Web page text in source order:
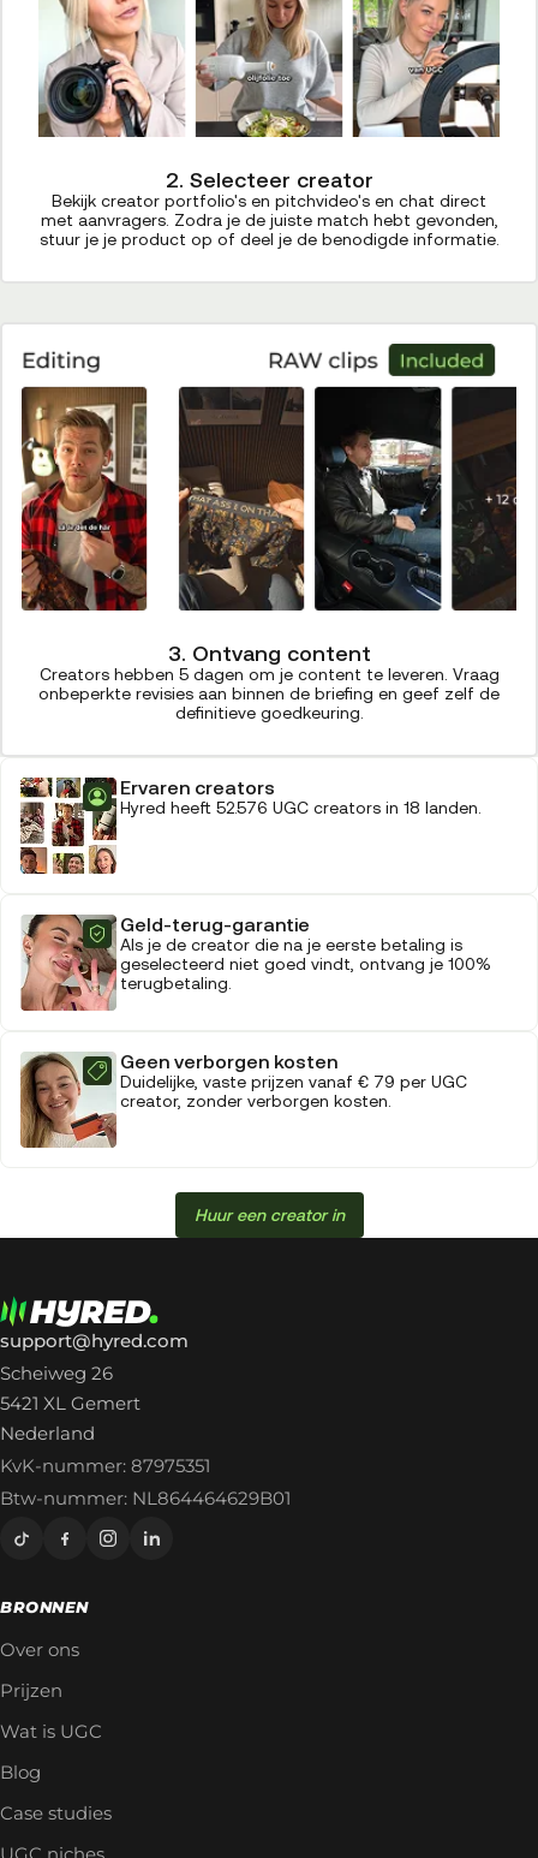
2. Selecteer creator
Bekijk creator portfolio's en pitchvideo's en chat direct
met aanvragers. Zodra je de juiste match hebt gevonden,
stuur je je product op of deel je de benodigde informatie.
3. Ontvang content
Creators hebben 5 dagen om je content te leveren. Vraag
onbeperkte revisies aan binnen de briefing en geef zelf de
definitieve goedkeuring.
Ervaren creators
Hyred heeft 52.576 UGC creators in 18 landen.
Geld-terug-garantie
Als je de creator die na je eerste betaling is
geselecteerd niet goed vindt, ontvang je 100%
terugbetaling.
Geen verborgen kosten
Duidelijke, vaste prijzen vanaf € 79 per UGC
creator, zonder verborgen kosten.
Huur een creator in
support@hyred.com
Scheiweg 26
5421 XL Gemert
Nederland
KvK-nummer: 87975351
Btw-nummer: NL864464629B01
BRONNEN
Over ons
Prijzen
Wat is UGC
Blog
Case studies